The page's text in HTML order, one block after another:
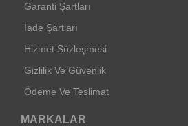
Garanti Şartları
İade Şartları
Hizmet Sözleşmesi
Gizlilik Ve Güvenlik
Ödeme Ve Teslimat
MARKALAR